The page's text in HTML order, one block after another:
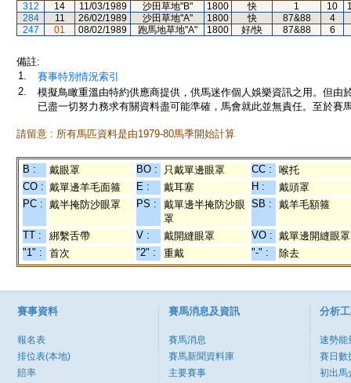
312
14 11/03/1989 沙田草地"B" 1800 快 1 10
284
11 26/02/1989 沙田草地"A" 1800 快 87&88
4
247
01 08/02/1989 跑馬地草地"A" 1800 好/快 87&88 6
備註:
1.
賽事特別情況索引
2.
模擬鳥瞰重溫由特約供應商提供，供馬迷作個人娛樂資訊之用。但
已盡一切努力務求有關資料盡可能準確，馬會就此並無責任。至於賽
請留意 : 所有馬匹資料是由1979-80馬季開始計算
B : 戴眼罩 BO : 只戴單邊眼罩 CC :
喉托
CO : 戴單邊羊毛面箍 E : 戴耳塞 H :
戴頭罩
PC : 戴半掩防沙眼罩 PS :
戴單邊半掩防沙眼
罩
SB : 戴羊毛額箍
TT : 綁繫舌帶 V : 戴開縫眼罩 VO : 戴單邊開縫眼罩
"1" :
首次 "2" : 重戴 "-" : 除去
賽事資料
報名表
排位表(本地)
賠率
賽馬消息及資訊
賽馬消息
賽馬新聞資料庫
主要賽事
分析
速勢能
賽日數
初出馬